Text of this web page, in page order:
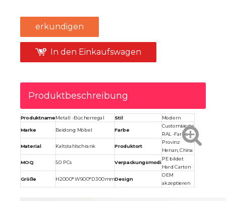
erkundigen
In den Einkaufswagen
Produktbeschreibung
ProduktnameMetall -Bücherregal Stil Modern
Marke Beidong Möbel Farbe
Customisierte
RAL -Farbe
Material Kaltstahlschrank Produktort
Provinz
Henan, China
MOQ 50 PCs Verpackungsmodi
PE bildet
Hard Carton
Größe H2000*W900*D300mmDesign
OEM
akzeptieren